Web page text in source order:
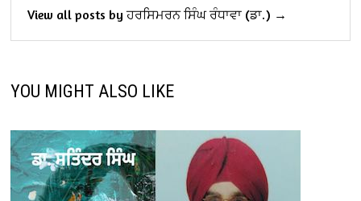
View all posts by ਹਰਸਿਮਰਨ ਸਿੰਘ ਰੰਧਾਵਾ (ਡਾ.) →
YOU MIGHT ALSO LIKE